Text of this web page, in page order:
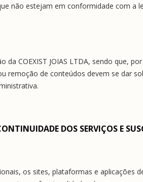
não estejam em conformidade com a
COEXIST JOIAS LTDA, sendo que,
remoção de conteúdos devem se dar
DOS SERVIÇOS E
os sites, plataformas e aplicações de